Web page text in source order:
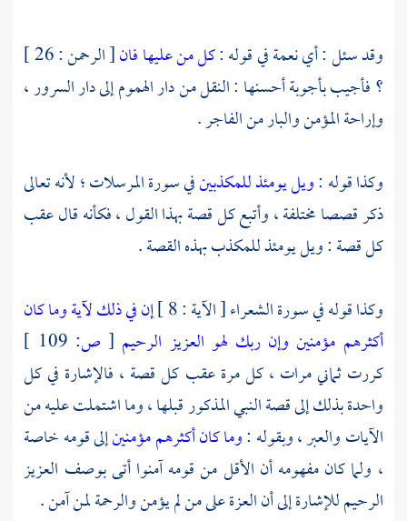
وقد سئل : أي نعمة في قوله :كل من عليها فان
[ الرحمن : 26 ]
؟ فأجيب بأجوبة أحسنها : النقل من دار الهموم إلى دار السرور ،
وإراحة المؤمن والبار من الفاجر .
وكذا قوله :ويل يومئذ للمكذبينفي سورة المرسلات ؛ لأنه تعالى
ذكر قصصا مختلفة ، وأتبع كل قصة بهذا القول ، فكأنه قال عقب
كل قصة : ويل يومئذ للمكذب بهذه القصة .
وكذا قوله في سورة الشعراء [ الآية : 8 ]
إن في ذلك لآية وما كان
أكثرهم مؤمنين وإن ربك لهو العزيز الرحيم [ ص:
كررت ثماني مرات ، كل مرة عقب كل قصة ، فالإشارة في كل
واحدة بذلك إلى قصة النبي المذكور قبلها ، وما اشتملت عليه من
الآيات والعبر ، وبقوله :وما كان أكثرهم مؤمنينإلى قومه خاصة
، ولما كان مفهومه أن الأقل من قومه آمنوا أتى بوصف العزيز
الرحيم للإشارة إلى أن العزة على من لم يؤمن والرحمة لمن آمن .